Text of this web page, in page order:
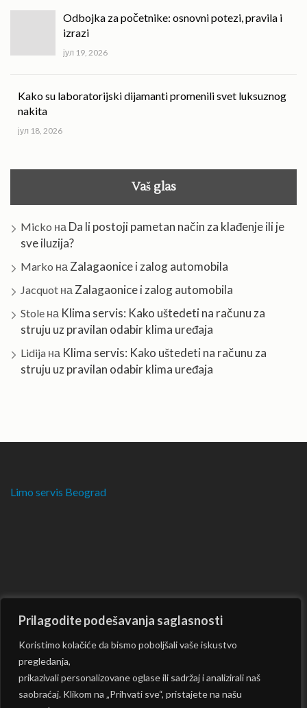
Prilagodite podešavanja saglasnosti
Koristimo kolačiće da bismo poboljšali vaše iskustvo
pregledanja,
prikazivali personalizovane oglase ili sadržaj i analizirali naš
saobraćaj. Klikom na „Prihvati sve“, pristajete na našu
Odbojka za početnike: osnovni potezi, pravila i
izrazi
јул 19, 2026
Kako su laboratorijski dijamanti promenili svet luksuznog
nakita
јул 18, 2026
Vaš glas
Micko на Da li postoji pametan način za klađenje ili je
sve iluzija?
Marko на Zalagaonice i zalog automobila
Jacquot на Zalagaonice i zalog automobila
Stole на Klima servis: Kako uštedeti na računu za
struju uz pravilan odabir klima uređaja
Lidija на Klima servis: Kako uštedeti na računu za
struju uz pravilan odabir klima uređaja
Limo servis Beograd